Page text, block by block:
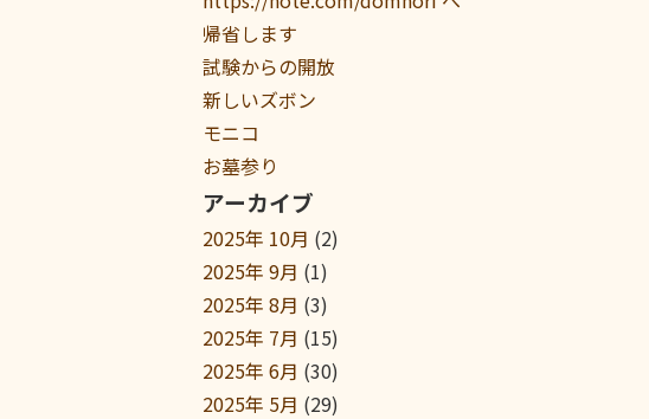
帰省します
試験からの開放
新しいズボン
モニコ
お墓参り
アーカイブ
2025年 10月 (2)
2025年 9月 (1)
2025年 8月 (3)
2025年 7月 (15)
2025年 6月 (30)
2025年 5月 (29)